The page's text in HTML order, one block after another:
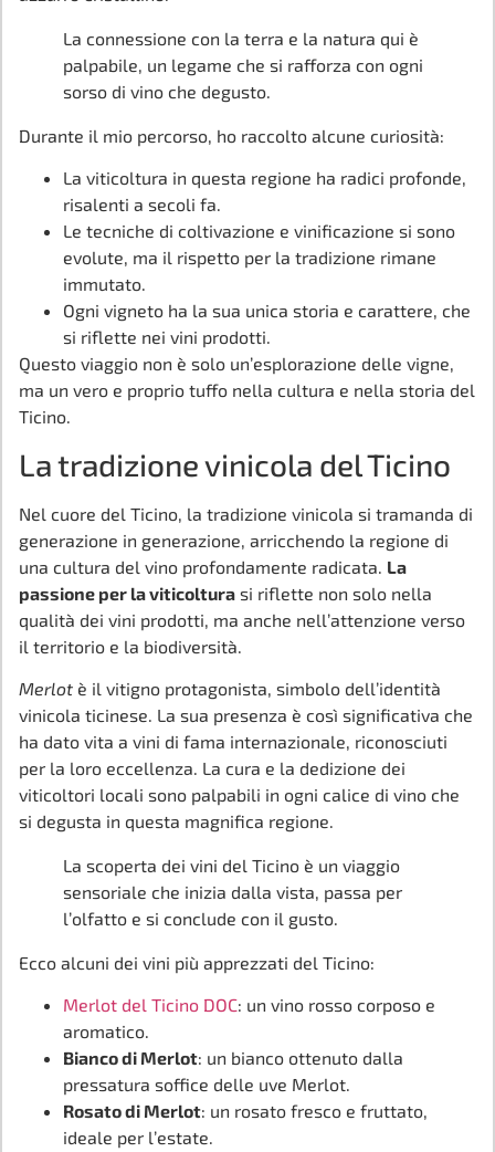
La connessione con la terra e la natura qui è
palpabile, un legame che si rafforza con ogni
sorso di vino che degusto.
Durante il mio percorso, ho raccolto alcune curiosità:
La viticoltura in questa regione ha radici profonde,
risalenti a secoli fa.
Le tecniche di coltivazione e vinificazione si sono
evolute, ma il rispetto per la tradizione rimane
immutato.
Ogni vigneto ha la sua unica storia e carattere, che
si riflette nei vini prodotti.
Questo viaggio non è solo un’esplorazione delle vigne,
ma un vero e proprio tuffo nella cultura e nella storia del
Ticino.
La tradizione vinicola del Ticino
Nel cuore del Ticino, la tradizione vinicola si tramanda di
generazione in generazione, arricchendo la regione di
una cultura del vino profondamente radicata. La
passione per la viticoltura si riflette non solo nella
qualità dei vini prodotti, ma anche nell’attenzione verso
il territorio e la biodiversità.
Merlot è il vitigno protagonista, simbolo dell’identità
vinicola ticinese. La sua presenza è così significativa che
ha dato vita a vini di fama internazionale, riconosciuti
per la loro eccellenza. La cura e la dedizione dei
viticoltori locali sono palpabili in ogni calice di vino che
si degusta in questa magnifica regione.
La scoperta dei vini del Ticino è un viaggio
sensoriale che inizia dalla vista, passa per
l’olfatto e si conclude con il gusto.
Ecco alcuni dei vini più apprezzati del Ticino:
Merlot del Ticino DOC: un vino rosso corposo e
aromatico.
Bianco di Merlot: un bianco ottenuto dalla
pressatura soffice delle uve Merlot.
Rosato di Merlot: un rosato fresco e fruttato,
ideale per l’estate.